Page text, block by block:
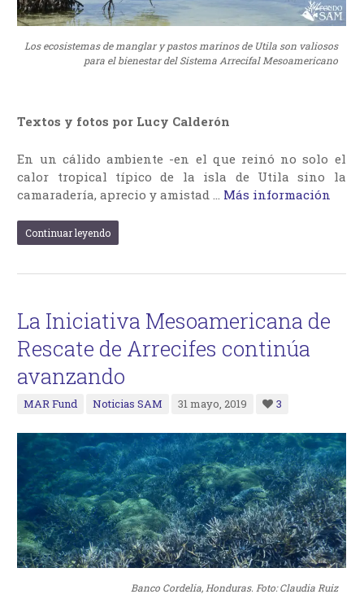
Los ecosistemas de manglar y pastos marinos de Utila son valiosos
para el bienestar del Sistema Arrecifal Mesoamericano
Textos y fotos por Lucy Calderón
En un cálido ambiente -en el que reinó no solo el
calor tropical típico de la isla de Utila sino la
camaradería, aprecio y amistad … Más información
Continuar leyendo
La Iniciativa Mesoamericana de
Rescate de Arrecifes continúa
avanzando
MAR Fund Noticias SAM 31 mayo, 2019 3
Banco Cordelia, Honduras. Foto: Claudia Ruiz